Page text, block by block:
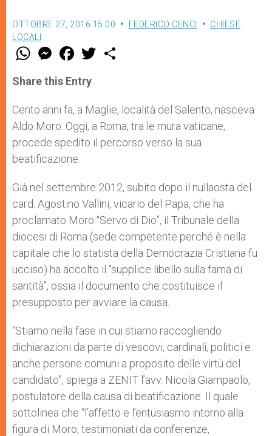
OTTOBRE 27, 2016 15:00 FEDERICO CENCI
CHIESE
LOCALI
W
t
s
p
p
M
e
s
e
g
e
r
F
a
e
b
o
k
w
r
Share this Entry
Cento anni fa, a Maglie, località del Salento, nasceva
Aldo Moro. Oggi, a Roma, tra le mura vaticane,
procede spedito il percorso verso la sua
beatificazione.
Già nel settembre 2012, subito dopo il nullaosta del
card. Agostino Vallini, vicario del Papa, che ha
proclamato Moro “Servo di Dio”, il Tribunale della
diocesi di Roma (sede competente perché è nella
capitale che lo statista della Democrazia Cristiana fu
ucciso) ha accolto il “supplice libello sulla fama di
santità”, ossia il documento che costituisce il
presupposto per avviare la causa.
“Stiamo nella fase in cui stiamo raccogliendo
dichiarazioni da parte di vescovi, cardinali, politici e
anche persone comuni a proposito delle virtù del
candidato”, spiega a ZENIT l’avv. Nicola Giampaolo,
postulatore della causa di beatificazione. Il quale
sottolinea che “l’affetto e l’entusiasmo intorno alla
figura di Moro, testimoniati da conferenze,